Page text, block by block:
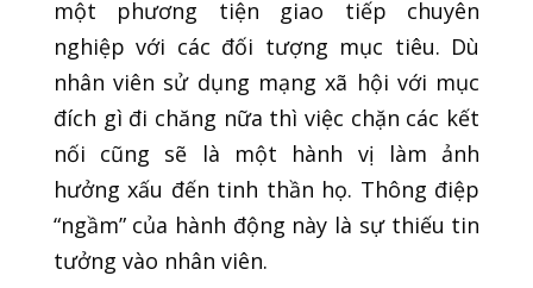
một phương tiện giao tiếp chuyên
nghiệp với các đối tượng mục tiêu. Dù
nhân viên sử dụng mạng xã hội với mục
đích gì đi chăng nữa thì việc chặn các kết
nối cũng sẽ là một hành vị làm ảnh
hưởng xấu đến tinh thần họ. Thông điệp
“ngầm” của hành động này là sự thiếu tin
tưởng vào nhân viên.